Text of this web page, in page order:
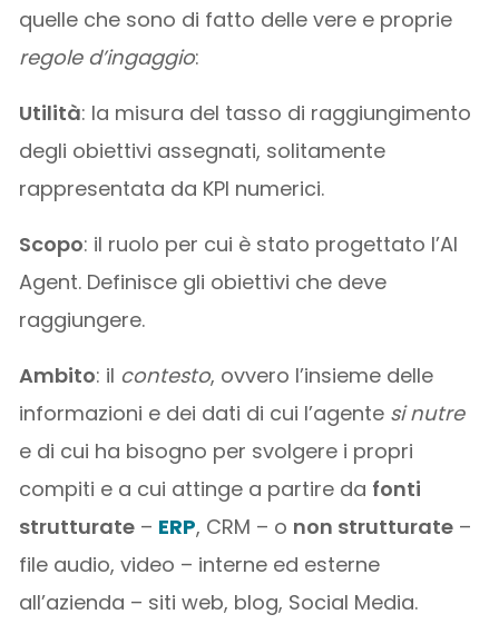
quelle che sono di fatto delle vere e proprie
regole d’ingaggio:
Utilità: la misura del tasso di raggiungimento
degli obiettivi assegnati, solitamente
rappresentata da KPI numerici.
Scopo: il ruolo per cui è stato progettato l’AI
Agent. Definisce gli obiettivi che deve
raggiungere.
Ambito: il contesto, ovvero l’insieme delle
informazioni e dei dati di cui l’agente si nutre
e di cui ha bisogno per svolgere i propri
compiti e a cui attinge a partire da fonti
strutturate – ERP, CRM – o non strutturate –
file audio, video – interne ed esterne
all’azienda – siti web, blog, Social Media.